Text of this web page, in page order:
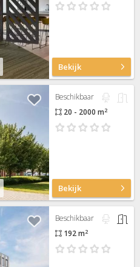
Bekijk
Beschikbaar
20 - 2000 m2
Bekijk
Beschikbaar
192 m2